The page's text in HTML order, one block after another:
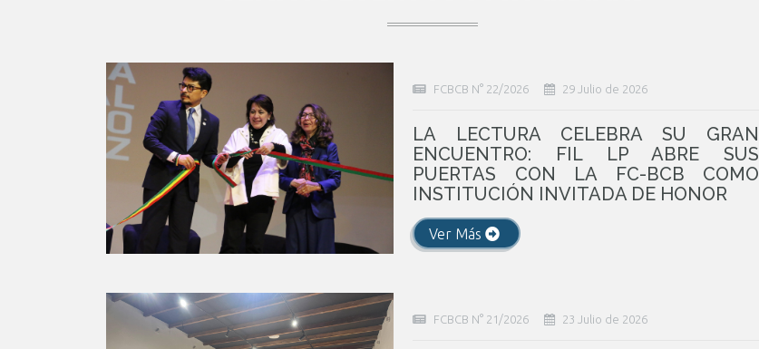
FCBCB N° 22/2026 29 Julio de 2026
LA LECTURA CELEBRA SU GRAN
ENCUENTRO: FIL LP ABRE SUS
PUERTAS CON LA FC-BCB COMO
INSTITUCIÓN INVITADA DE HONOR
Ver Más
FCBCB N° 21/2026 23 Julio de 2026